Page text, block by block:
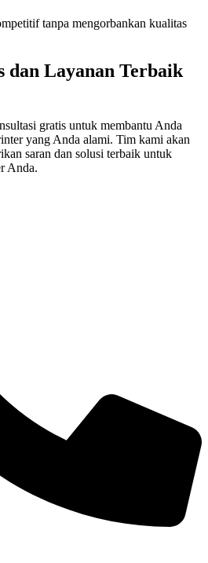
tanpa mengorbankan kualitas
dan Layanan Terbaik
gratis untuk membantu Anda
yang Anda alami. Tim kami akan
saran dan solusi terbaik untuk
Anda.